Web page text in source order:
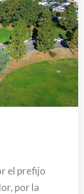
el prefijo
por la